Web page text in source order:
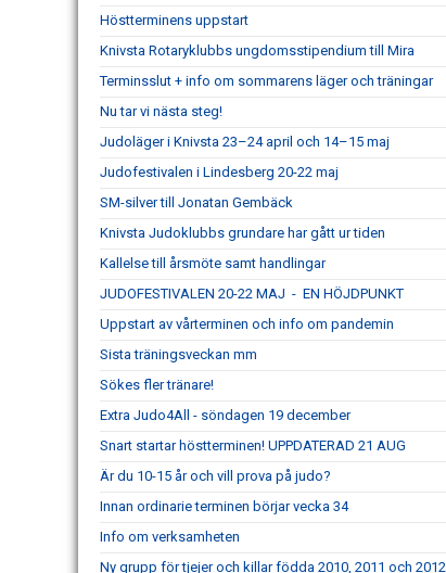
Höstterminens uppstart
Knivsta Rotaryklubbs ungdomsstipendium till Mira
Terminsslut + info om sommarens läger och träningar
Nu tar vi nästa steg!
Judoläger i Knivsta 23–24 april och 14–15 maj
Judofestivalen i Lindesberg 20-22 maj
SM-silver till Jonatan Gembäck
Knivsta Judoklubbs grundare har gått ur tiden
Kallelse till årsmöte samt handlingar
JUDOFESTIVALEN 20-22 MAJ - EN HÖJDPUNKT
Uppstart av vårterminen och info om pandemin
Sista träningsveckan mm
Sökes fler tränare!
Extra Judo4All - söndagen 19 december
Snart startar höstterminen! UPPDATERAD 21 AUG
Är du 10-15 år och vill prova på judo?
Innan ordinarie terminen börjar vecka 34
Info om verksamheten
Ny grupp för tjejer och killar födda 2010, 2011 och 2012